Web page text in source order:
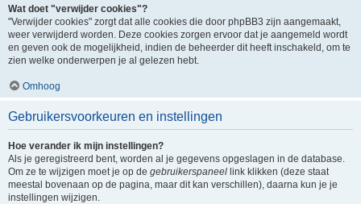
Wat doet "verwijder cookies"?
"Verwijder cookies" zorgt dat alle cookies die door phpBB3 zijn aangemaakt,
weer verwijderd worden. Deze cookies zorgen ervoor dat je aangemeld wordt
en geven ook de mogelijkheid, indien de beheerder dit heeft inschakeld, om te
zien welke onderwerpen je al gelezen hebt.
Omhoog
Gebruikersvoorkeuren en instellingen
Hoe verander ik mijn instellingen?
Als je geregistreerd bent, worden al je gegevens opgeslagen in de database.
Om ze te wijzigen moet je op de gebruikerspaneel link klikken (deze staat
meestal bovenaan op de pagina, maar dit kan verschillen), daarna kun je je
instellingen wijzigen.